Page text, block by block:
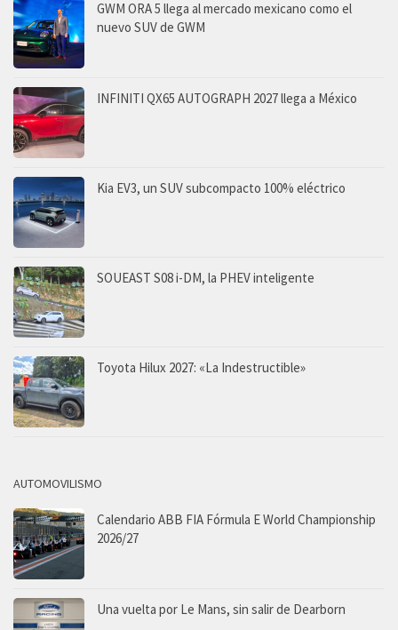
GWM ORA 5 llega al mercado mexicano como el
nuevo SUV de GWM
INFINITI QX65 AUTOGRAPH 2027 llega a México
Kia EV3, un SUV subcompacto 100% eléctrico
SOUEAST S08 i-DM, la PHEV inteligente
Toyota Hilux 2027: «La Indestructible»
AUTOMOVILISMO
Calendario ABB FIA Fórmula E World Championship
2026/27
Una vuelta por Le Mans, sin salir de Dearborn